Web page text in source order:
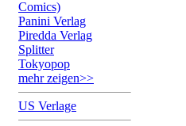
Comics)
Panini Verlag
Piredda Verlag
Splitter
Tokyopop
mehr zeigen>>
US Verlage